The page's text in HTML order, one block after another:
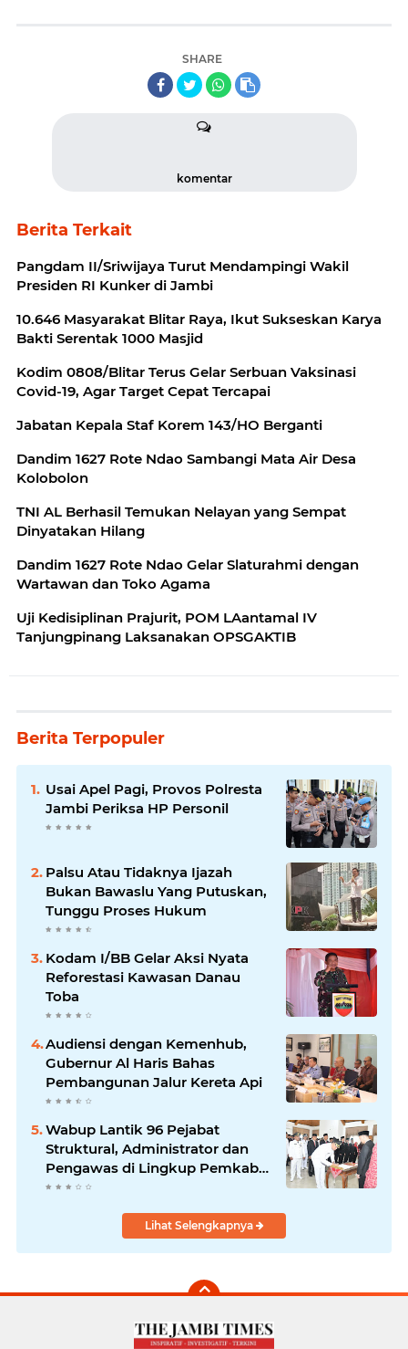
SHARE
komentar
Berita Terkait
Pangdam II/Sriwijaya Turut Mendampingi Wakil
Presiden RI Kunker di Jambi
10.646 Masyarakat Blitar Raya, Ikut Sukseskan Karya
Bakti Serentak 1000 Masjid
Kodim 0808/Blitar Terus Gelar Serbuan Vaksinasi
Covid-19, Agar Target Cepat Tercapai
Jabatan Kepala Staf Korem 143/HO Berganti
Dandim 1627 Rote Ndao Sambangi Mata Air Desa
Kolobolon
TNI AL Berhasil Temukan Nelayan yang Sempat
Dinyatakan Hilang
Dandim 1627 Rote Ndao Gelar Slaturahmi dengan
Wartawan dan Toko Agama
Uji Kedisiplinan Prajurit, POM LAantamal IV
Tanjungpinang Laksanakan OPSGAKTIB
Berita Terpopuler
Usai Apel Pagi, Provos Polresta
Jambi Periksa HP Personil
Palsu Atau Tidaknya Ijazah
Bukan Bawaslu Yang Putuskan,
Tunggu Proses Hukum
Kodam I/BB Gelar Aksi Nyata
Reforestasi Kawasan Danau
Toba
Audiensi dengan Kemenhub,
Gubernur Al Haris Bahas
Pembangunan Jalur Kereta Api
Wabup Lantik 96 Pejabat
Struktural, Administrator dan
Pengawas di Lingkup Pemkab
Tanjabtim
Lihat Selengkapnya